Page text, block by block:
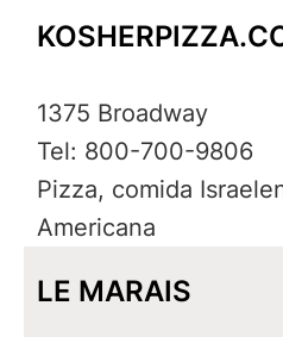
1375 Broadway
Tel: 800-700-9806
Pizza, comida
Americana
LE MARAIS